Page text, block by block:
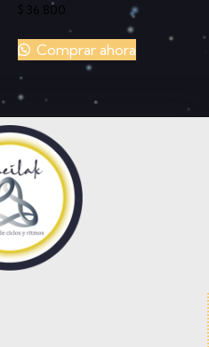
$ 36.800
Comprar ahora